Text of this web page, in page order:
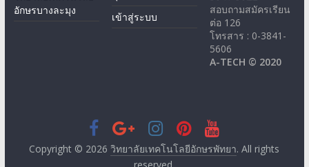
อักษรบางละมุง
เข้าสู่ระบบ
สอบถามสมัครเรียน
ต่อ 126
โทรสาร : 0-3841-
5606
A-TECH © 2020
Copyright © 2026วิทยาลัยเทคโนโลยีอักษรพัทยา. All rights